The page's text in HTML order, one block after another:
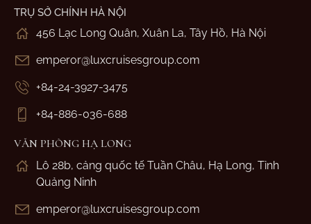
TRỤ SỞ CHÍNH HÀ NỘI
456 Lạc Long Quân, Xuân La, Tây Hồ, Hà Nội
emperor@luxcruisesgroup.com
+84-24-3927-3475
+84-886-036-688
VĂN PHÒNG HẠ LONG
Lô 28b, cảng quốc tế Tuần Châu, Hạ Long, Tỉnh
Quảng Ninh
emperor@luxcruisesgroup.com